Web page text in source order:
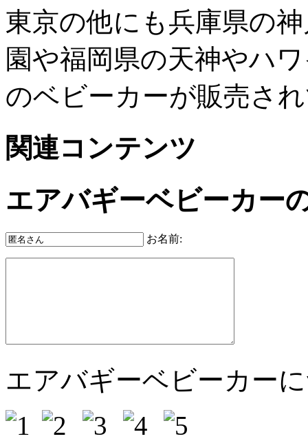
東京の他にも兵庫県の
園や福岡県の天神やハ
のベビーカーが販売さ
関連コンテンツ
エアバギーベビーカー
お名前:
エアバギーベビーカー